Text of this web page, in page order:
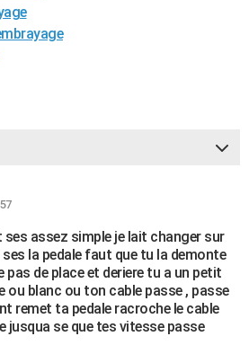
assez simple je lait changer sur
la pedale faut que tu la demonte
pas de place et deriere tu a un petit
ou blanc ou ton cable passe , passe
remet ta pedale racroche le cable
jusqua se que tes vitesse passe